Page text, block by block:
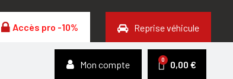
Accès pro -10% Reprise véhicule
Mon compte 0,00 €